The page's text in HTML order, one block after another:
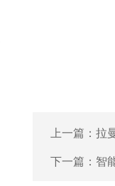
上一篇： 拉
下一篇： 智